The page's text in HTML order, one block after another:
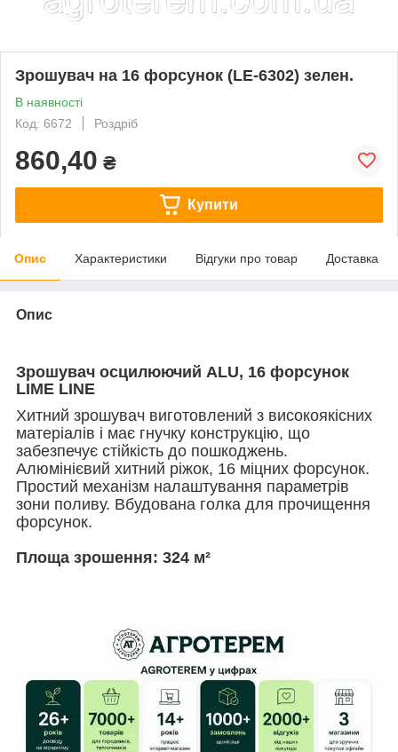
Зрошувач на 16 форсунок (LE-6302) зелен.
В наявності
Код: 6672
Роздріб
860,40 ₴
Купити
Опис Характеристики Відгуки про товар Доставка
Опис
Зрошувач осцилюючий ALU, 16 форсунок
LIME LINE
Хитний зрошувач виготовлений з високоякісних
матеріалів і має гнучку конструкцію, що
забезпечує стійкість до пошкоджень.
Алюмінієвий хитний ріжок, 16 міцних форсунок.
Простий механізм налаштування параметрів
зони поливу. Вбудована голка для прочищення
форсунок.
Площа зрошення: 324 м²